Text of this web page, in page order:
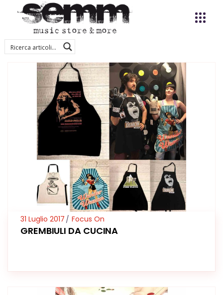
31 Luglio 2017 Focus On
GREMBIULI DA CUCINA